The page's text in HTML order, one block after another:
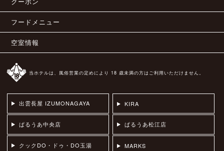
フードメニュー
空室情報
当ホテルは、風俗営業の定めにより 18 歳未満の方はご利用いただけません。
出雲長屋 IZUMONAGAYA KIRA
ぱるうあ中央店 ぱるうあ松江店
クックDO・ドゥ・DO玉湯 MARKS